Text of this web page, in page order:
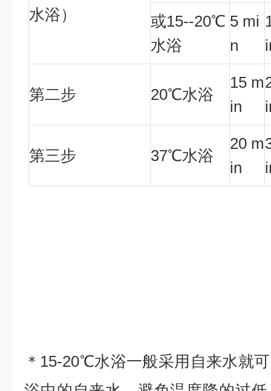
水浴）
或15--20℃
水浴
5 mi
n
第二步 20℃水浴
15 m
in
第三步 37℃水浴
20 m
in
＊15-20℃水浴一般采用自来水就